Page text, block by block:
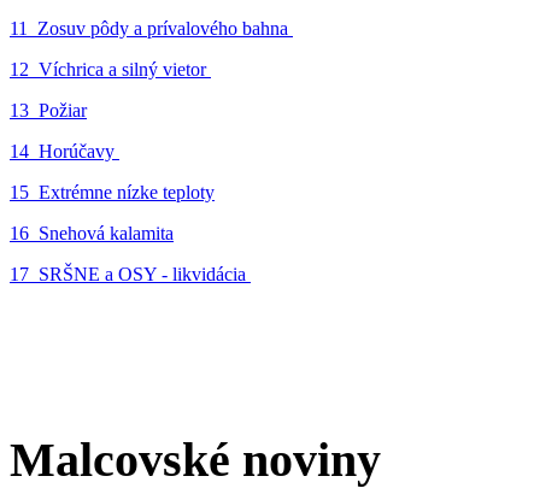
11_Zosuv pôdy a prívalového bahna
12_Víchrica a silný vietor
13_Požiar
14_Horúčavy
15_Extrémne nízke teploty
16_Snehová kalamita
17_SRŠNE a OSY - likvidácia
Malcovské noviny